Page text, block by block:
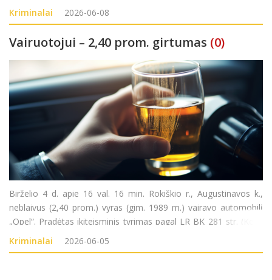
įtariamas vyras sulaikytas. Pradėtas ikiteisminis tyrimas pagal LR
BK 140 str. (Fizinio skausmo sukėl
Kriminalai 2026-06-08
Vairuotojui – 2,40 prom. girtumas (0)
Birželio 4 d. apie 16 val. 16 min. Rokiškio r., Augustinavos k.,
neblaivus (2,40 prom.) vyras (gim. 1989 m.) vairavo automobilį
„Opel“. Pradėtas ikiteisminis tyrimas pagal LR BK 281 str. (Kelių
transporto eismo saugumo ar transporto priemonių
eksploatavimo taisyklių pažeidimas).
Kriminalai 2026-06-05